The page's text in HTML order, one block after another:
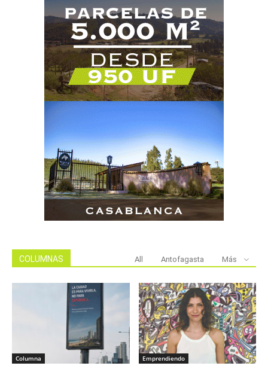
COLUMNAS All Antofagasta Más
Columna Emprendiendo